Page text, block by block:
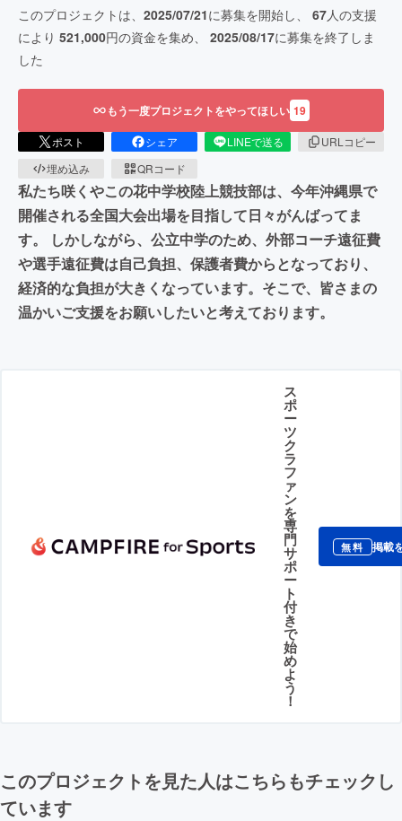
このプロジェクトは、 2025/07/21に募集を開始し、 67人の支援
により 521,000円の資金を集め、 2025/08/17に募集を終了しま
した
もう一度プロジェクトをやってほしい 19
ポスト シェア LINEで送る
URLコピー
埋め込み
QRコード
私たち咲くやこの花中学校陸上競技部は、今年沖縄県で
開催される全国大会出場を目指して日々がんばってま
す。 しかしながら、公立中学のため、外部コーチ遠征費
や選手遠征費は自己負担、保護者費からとなっており、
経済的な負担が大きくなっています。そこで、皆さまの
温かいご支援をお願いしたいと考えております。
ス
ポ
ー
ツ
ク
ラ
フ
ァ
ン
を
専
門
サ
ポ
ー
ト
付
き
で
始
め
よ
う
！
無料 掲載
このプロジェクトを見た人はこちらもチェックし
ています